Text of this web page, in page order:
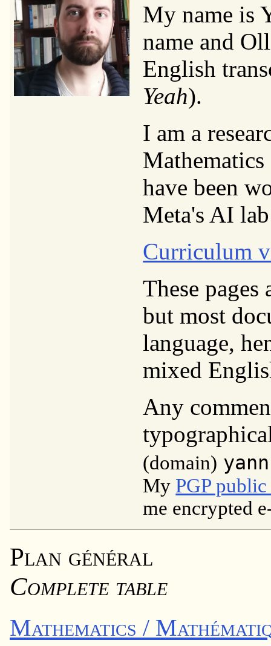
My name is
name and
English
Yeah).
I am a
have been
Meta's AI
Curriculum
These
but most
language,
mixed
Any
(domain)
My PGP
me encrypted
Plan général
Complete table
Mathematics /